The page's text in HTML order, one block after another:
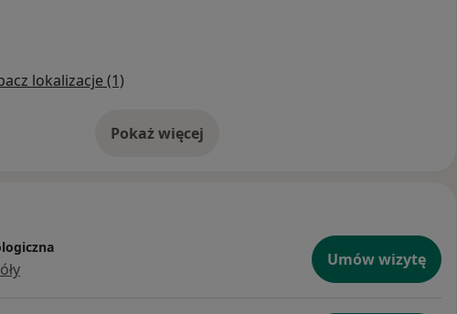
lokalizacje (1)
Pokaż więcejo doświadczeniu
Umów wizytę